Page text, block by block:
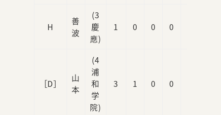
H
善
波
(3
慶
應)
1 0 0 0
［D］
山
本
(4
浦
和
学
院)
3 1 0 0